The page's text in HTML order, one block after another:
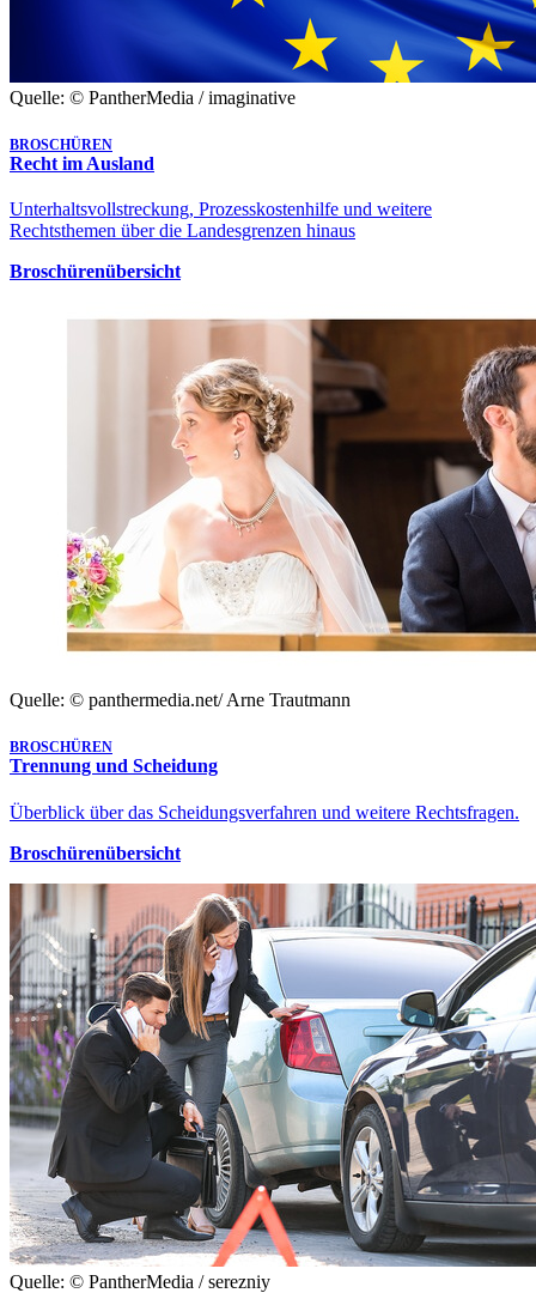
Quelle: © PantherMedia / imaginative
BROSCHÜREN
Recht im Ausland
Unterhaltsvollstreckung, Prozesskostenhilfe und weitere
Rechtsthemen über die Landesgrenzen hinaus
Broschürenübersicht
Quelle: © panthermedia.net/ Arne Trautmann
BROSCHÜREN
Trennung und Scheidung
Überblick über das Scheidungsverfahren und weitere Rechtsfragen.
Broschürenübersicht
Quelle: © PantherMedia / serezniy